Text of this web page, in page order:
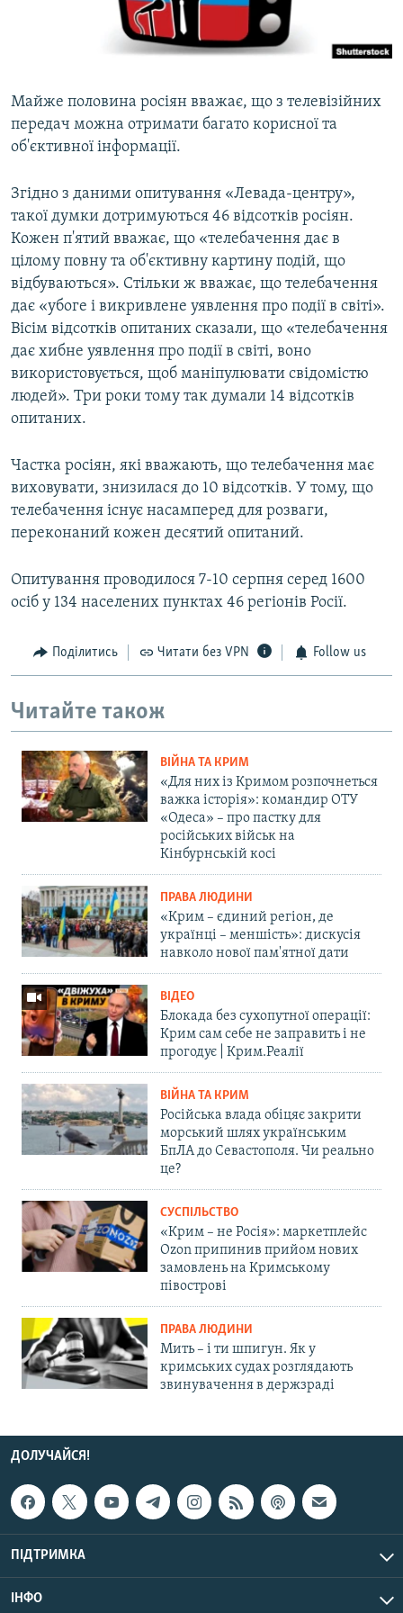
ВІДЕОУРОКИ «ELIFBE»
Усі сайти RFE/RL
Майже половина росіян вважає, що з телевізійних
передач можна отримати багато корисної та
об'єктивної інформації.
Згідно з даними опитування «Левада-центру»,
такої думки дотримуються 46 відсотків росіян.
Кожен п'ятий вважає, що «телебачення дає в
цілому повну та об'єктивну картину подій, що
відбуваються». Стільки ж вважає, що телебачення
дає «убоге і викривлене уявлення про події в світі».
Вісім відсотків опитаних сказали, що «телебачення
дає хибне уявлення про події в світі, воно
використовується, щоб маніпулювати свідомістю
людей». Три роки тому так думали 14 відсотків
опитаних.
Частка росіян, які вважають, що телебачення має
виховувати, знизилася до 10 відсотків. У тому, що
телебачення існує насамперед для розваги,
переконаний кожен десятий опитаний.
Опитування проводилося 7-10 серпня серед 1600
осіб у 134 населених пунктах 46 регіонів Росії.
Поділитись Читати без VPN Follow us
Читайте також
ВІЙНА ТА КРИМ
«Для них із Кримом розпочнеться
важка історія»: командир ОТУ
«Одеса» – про пастку для
російських військ на
Кінбурнській косі
ПРАВА ЛЮДИНИ
«Крим – єдиний регіон, де
українці – меншість»: дискусія
навколо нової пам'ятної дати
ВІДЕО
Блокада без сухопутної операції:
Крим сам себе не заправить і не
прогодує | Крим.Реалії
ВІЙНА ТА КРИМ
Російська влада обіцяє закрити
морський шлях українським
БпЛА до Севастополя. Чи реально
це?
СУСПІЛЬСТВО
«Крим – не Росія»: маркетплейс
Ozon припинив прийом нових
замовлень на Кримському
півострові
ПРАВА ЛЮДИНИ
Мить – і ти шпигун. Як у
кримських судах розглядають
звинувачення в держзраді
ДОЛУЧАЙСЯ!
ПІДТРИМКА
ІНФО